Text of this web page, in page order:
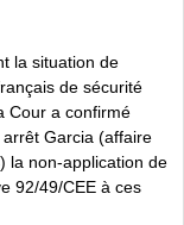
la situation de
de sécurité
Cour a confirmé
Garcia (affaire
la non-application de
92/49/CEE à ces